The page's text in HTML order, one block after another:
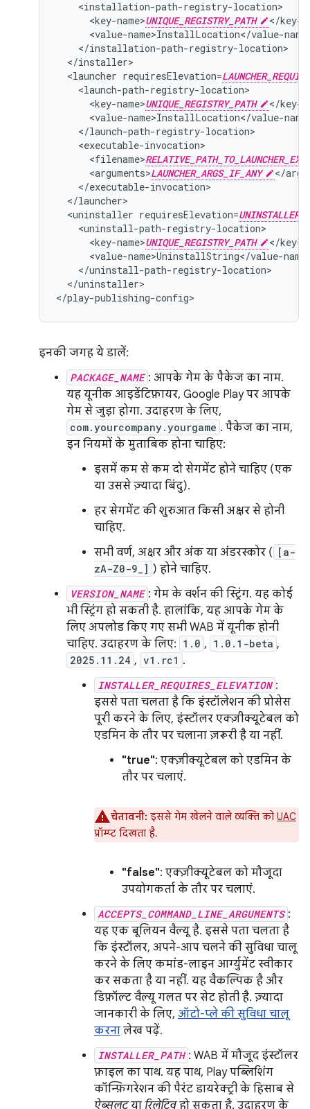
<key-name>UNIQUE_REGISTRY_PATH
<launcher requiresElevation=
<key-name>UNIQUE_REGISTRY_PATH
<filename>RELATIVE_PATH_TO_LAUNCHER_EXE
<arguments>LAUNCHER_ARGS_IF_ANY
<uninstaller requiresElevation=
<key-name>UNIQUE_REGISTRY_PATH
</uninstaller>
</play-publishing-config>
इनकी जगह ये डालें:
PACKAGE_NAME : आपके गेम के पैकेज का नाम.
यह यूनीक आइडेंटिफ़ायर, Google Play पर आपके
गेम से जुड़ा होगा. उदाहरण के लिए,
com.yourcompany.yourgame . पैकेज का नाम,
इन नियमों के मुताबिक होना चाहिए:
इसमें कम से कम दो सेगमेंट होने चाहिए (एक
या उससे ज़्यादा बिंदु).
हर सेगमेंट की शुरुआत किसी अक्षर से होनी
चाहिए.
सभी वर्ण, अक्षर और अंक या अंडरस्कोर ( [a-
zA-Z0-9_] ) होने चाहिए.
VERSION_NAME : गेम के वर्शन की स्ट्रिंग. यह कोई
भी स्ट्रिंग हो सकती है. हालांकि, यह आपके गेम के
लिए अपलोड किए गए सभी WAB में यूनीक होनी
चाहिए. उदाहरण के लिए: 1.0 , 1.0.1-beta ,
2025.11.24 , v1.rc1 .
INSTALLER_REQUIRES_ELEVATION :
इससे पता चलता है कि इंस्टॉलेशन की प्रोसेस
पूरी करने के लिए, इंस्टॉलर एक्ज़ीक्यूटेबल को
एडमिन के तौर पर चलाना ज़रूरी है या नहीं.
"true": एक्ज़ीक्यूटेबल को एडमिन के
तौर पर चलाएं.
चेतावनी: इससे गेम खेलने वाले व्यक्ति को UAC
प्रॉम्प्ट दिखता है.
"false": एक्ज़ीक्यूटेबल को मौजूदा
उपयोगकर्ता के तौर पर चलाएं.
ACCEPTS_COMMAND_LINE_ARGUMENTS :
यह एक बूलियन वैल्यू है. इससे पता चलता है
कि इंस्टॉलर, अपने-आप चलने की सुविधा चालू
करने के लिए कमांड-लाइन आर्ग्युमेंट स्वीकार
कर सकता है या नहीं. यह वैकल्पिक है और
डिफ़ॉल्ट वैल्यू गलत पर सेट होती है. ज़्यादा
जानकारी के लिए, ऑटो-प्ले की सुविधा चालू
करना लेख पढ़ें.
INSTALLER_PATH : WAB में मौजूद इंस्टॉलर
फ़ाइल का पाथ. यह पाथ, Play पब्लिशिंग
कॉन्फ़िगरेशन की पैरंट डायरेक्ट्री के हिसाब से
ऐब्सलूटया रिलेटिवहो सकता है. उदाहरण के